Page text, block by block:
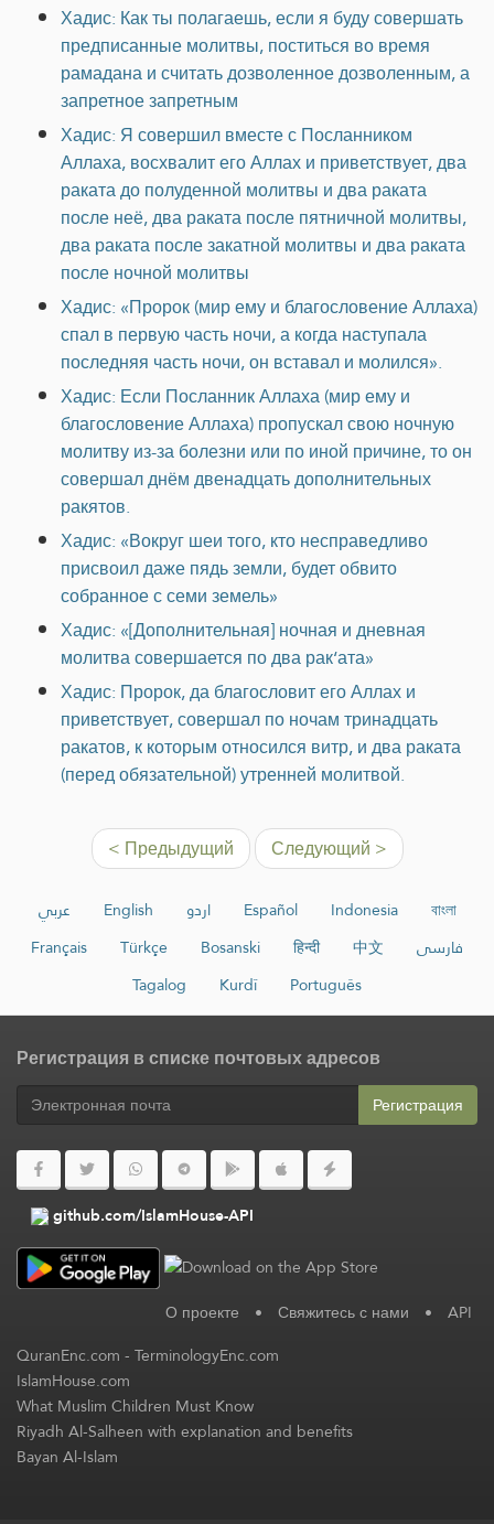
Хадис: Как ты полагаешь, если я буду совершать
предписанные молитвы, поститься во время
рамадана и считать дозволенное дозволенным, а
запретное запретным
Хадис: Я совершил вместе с Посланником
Аллаха, восхвалит его Аллах и приветствует, два
раката до полуденной молитвы и два раката
после неё, два раката после пятничной молитвы,
два раката после закатной молитвы и два раката
после ночной молитвы
Хадис: «Пророк (мир ему и благословение Аллаха)
спал в первую часть ночи, а когда наступала
последняя часть ночи, он вставал и молился».
Хадис: Если Посланник Аллаха (мир ему и
благословение Аллаха) пропускал свою ночную
молитву из-за болезни или по иной причине, то он
совершал днём двенадцать дополнительных
ракятов.
Хадис: «Вокруг шеи того, кто несправедливо
присвоил даже пядь земли, будет обвито
собранное с семи земель»
Хадис: «[Дополнительная] ночная и дневная
молитва совершается по два рак‘ата»
Хадис: Пророк, да благословит его Аллах и
приветствует, совершал по ночам тринадцать
ракатов, к которым относился витр, и два раката
(перед обязательной) утренней молитвой.
< Предыдущий Следующий >
عربي English اردو Español Indonesia
বাংলা
Français
Türkçe Bosanski हिन्दी 中文
فارسی
Tagalog
Kurdî Português
Регистрация в списке почтовых адресов
Регистрация
github.com/IslamHouse-API
О проекте • Свяжитесь с нами • API
QuranEnc.com-TerminologyEnc.com
IslamHouse.com
What Muslim Children Must Know
Riyadh Al-Salheen with explanation and benefits
Bayan Al-Islam